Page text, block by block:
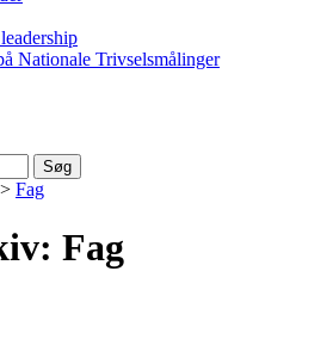
Nationale Trivselsmålinger
> Fag
Fag